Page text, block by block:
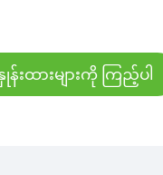
ထားများကို ကြည့်ပါ